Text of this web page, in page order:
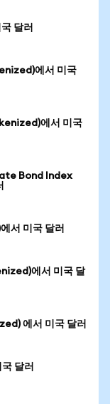
달러
에서 미국
에서 미국
Bond Index
서 미국 달러
에서 미국 달
에서 미국 달러
달러